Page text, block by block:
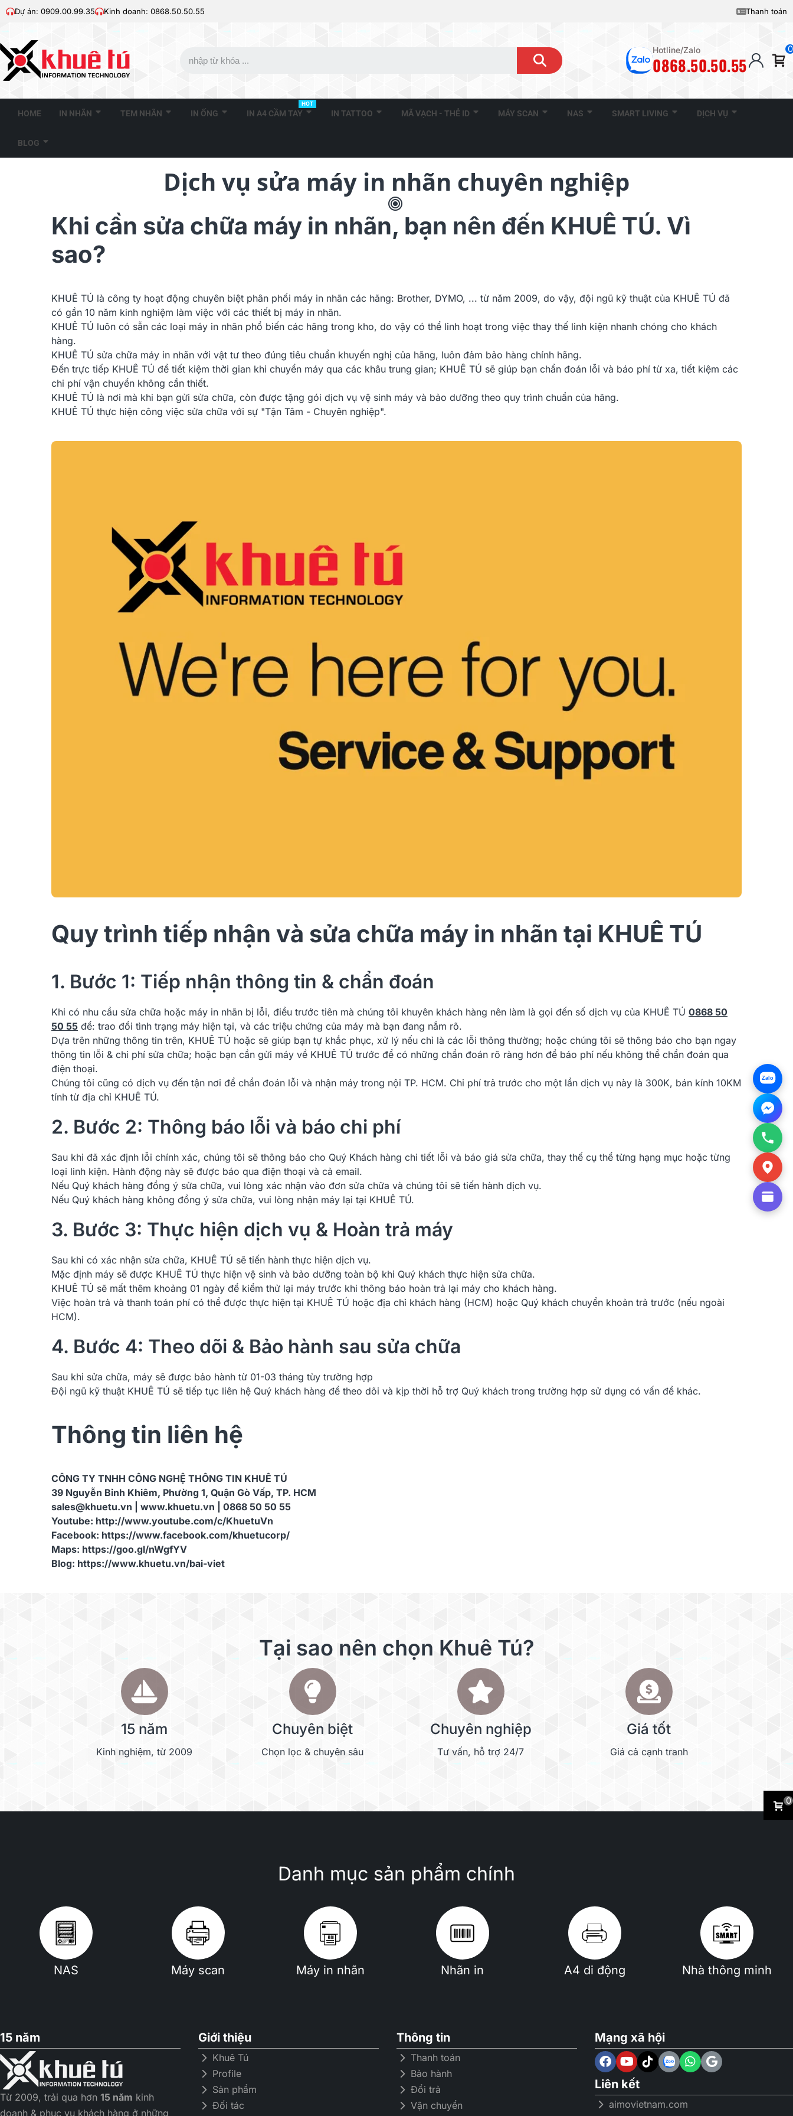
Dự án: 0909.00.99.35 Kinh doanh: 0868.50.50.55 Thanh toán
Hotline/Zalo
0868.50.50.55
0
HOME IN NHÃN TEM NHÃN IN ỐNG IN A4 CẦM TAY
HOT
IN TATTOO MÃ VẠCH - THẺ ID MÁY SCAN NAS SMART LIVING DỊCH VỤ
BLOG
Dịch vụ sửa máy in nhãn chuyên nghiệp
Khi cần sửa chữa máy in nhãn, bạn nên đến KHUÊ TÚ. Vì
sao?
KHUÊ TÚ là công ty hoạt động chuyên biệt phân phối máy in nhãn các hãng: Brother, DYMO, ... từ năm 2009, do vậy, đội ngũ kỹ thuật của KHUÊ TÚ đã
có gần 10 năm kinh nghiệm làm việc với các thiết bị máy in nhãn.
KHUÊ TÚ luôn có sẵn các loại máy in nhãn phổ biến các hãng trong kho, do vậy có thể linh hoạt trong việc thay thế linh kiện nhanh chóng cho khách
hàng.
KHUÊ TÚ sửa chữa máy in nhãn với vật tư theo đúng tiêu chuẩn khuyến nghị của hãng, luôn đảm bảo hàng chính hãng.
Đến trực tiếp KHUÊ TÚ để tiết kiệm thời gian khi chuyển máy qua các khâu trung gian; KHUÊ TÚ sẽ giúp bạn chẩn đoán lỗi và báo phí từ xa, tiết kiệm các
chi phí vận chuyển không cần thiết.
KHUÊ TÚ là nơi mà khi bạn gửi sửa chữa, còn được tặng gói dịch vụ vệ sinh máy và bảo dưỡng theo quy trình chuẩn của hãng.
KHUÊ TÚ thực hiện công việc sửa chữa với sự "Tận Tâm - Chuyên nghiệp".
Quy trình tiếp nhận và sửa chữa máy in nhãn tại KHUÊ TÚ
1. Bước 1: Tiếp nhận thông tin & chẩn đoán
Khi có nhu cầu sửa chữa hoặc máy in nhãn bị lỗi, điều trước tiên mà chúng tôi khuyên khách hàng nên làm là gọi đến số dịch vụ của KHUÊ TÚ 0868 50
50 55 để: trao đổi tình trạng máy hiện tại, và các triệu chứng của máy mà bạn đang nắm rõ.
Dựa trên những thông tin trên, KHUÊ TÚ hoặc sẽ giúp bạn tự khắc phục, xử lý nếu chỉ là các lỗi thông thường; hoặc chúng tôi sẽ thông báo cho bạn ngay
thông tin lỗi & chi phí sửa chữa; hoặc bạn cần gửi máy về KHUÊ TÚ trước để có những chẩn đoán rõ ràng hơn để báo phí nếu không thể chẩn đoán qua
điện thoại.
Chúng tôi cũng có dịch vụ đến tận nơi để chẩn đoán lỗi và nhận máy trong nội TP. HCM. Chi phí trả trước cho một lần dịch vụ này là 300K, bán kính 10KM
tính từ địa chỉ KHUÊ TÚ.
2. Bước 2: Thông báo lỗi và báo chi phí
Sau khi đã xác định lỗi chính xác, chúng tôi sẽ thông báo cho Quý Khách hàng chi tiết lỗi và báo giá sửa chữa, thay thế cụ thể từng hạng mục hoặc từng
loại linh kiện. Hành động này sẽ được báo qua điện thoại và cả email.
Nếu Quý khách hàng đồng ý sửa chữa, vui lòng xác nhận vào đơn sửa chữa và chúng tôi sẽ tiến hành dịch vụ.
Nếu Quý khách hàng không đồng ý sửa chữa, vui lòng nhận máy lại tại KHUÊ TÚ.
3. Bước 3: Thực hiện dịch vụ & Hoàn trả máy
Sau khi có xác nhận sửa chữa, KHUÊ TÚ sẽ tiến hành thực hiện dịch vụ.
Mặc định máy sẽ được KHUÊ TÚ thực hiện vệ sinh và bảo dưỡng toàn bộ khi Quý khách thực hiện sửa chữa.
KHUÊ TÚ sẽ mất thêm khoảng 01 ngày để kiểm thử lại máy trước khi thông báo hoàn trả lại máy cho khách hàng.
Việc hoàn trả và thanh toán phí có thể được thực hiện tại KHUÊ TÚ hoặc địa chỉ khách hàng (HCM) hoặc Quý khách chuyển khoản trả trước (nếu ngoài
HCM).
4. Bước 4: Theo dõi & Bảo hành sau sửa chữa
Sau khi sửa chữa, máy sẽ được bảo hành từ 01-03 tháng tùy trường hợp
Đội ngũ kỹ thuật KHUÊ TÚ sẽ tiếp tục liên hệ Quý khách hàng để theo dõi và kịp thời hỗ trợ Quý khách trong trường hợp sử dụng có vấn đề khác.
Thông tin liên hệ
CÔNG TY TNHH CÔNG NGHỆ THÔNG TIN KHUÊ TÚ
39 Nguyễn Bỉnh Khiêm, Phường 1, Quận Gò Vấp, TP. HCM
sales@khuetu.vn | www.khuetu.vn | 0868 50 50 55
Youtube: http://www.youtube.com/c/KhuetuVn
Facebook: https://www.facebook.com/khuetucorp/
Maps: https://goo.gl/nWgfYV
Blog: https://www.khuetu.vn/bai-viet
Tại sao nên chọn Khuê Tú?
15 năm
Kinh nghiệm, từ 2009
Chuyên biệt
Chọn lọc & chuyên sâu
Chuyên nghiệp
Tư vấn, hỗ trợ 24/7
Giá tốt
Giá cả cạnh tranh
Danh mục sản phẩm chính
NAS Máy scan Máy in nhãn Nhãn in A4 di động Nhà thông minh
15 năm
Từ 2009, trải qua hơn 15 năm kinh
doanh & phục vụ khách hàng ở những
Giới thiệu
Khuê Tú
Profile
Sản phẩm
Đối tác
Thông tin
Thanh toán
Bảo hành
Đổi trả
Vận chuyển
Mạng xã hội
Liên kết
aimovietnam.com
0
Zalo